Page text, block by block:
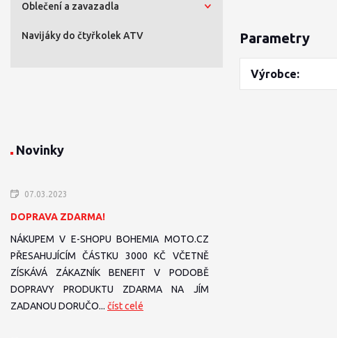
Oblečení a zavazadla
Navijáky do čtyřkolek ATV
Novinky
07.03.2023
DOPRAVA ZDARMA!
NÁKUPEM V E-SHOPU BOHEMIA MOTO.CZ
PŘESAHUJÍCÍM ČÁSTKU 3000 KČ VČETNĚ
ZÍSKÁVÁ ZÁKAZNÍK BENEFIT V PODOBĚ
DOPRAVY PRODUKTU ZDARMA NA JÍM
ZADANOU DORUČO... číst celé
Parametry
Výrobce